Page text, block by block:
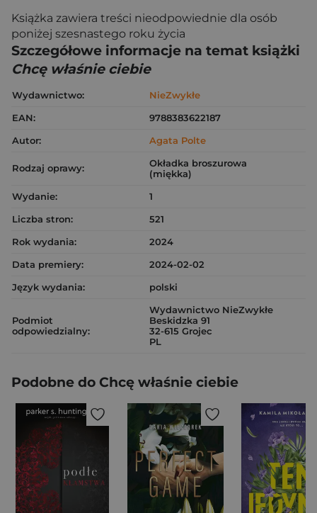
Książka zawiera treści nieodpowiednie dla osób
poniżej szesnastego roku życia
Szczegółowe informacje na temat książki
Chcę właśnie ciebie
Wydawnictwo:
NieZwykłe
EAN:
9788383622187
Autor:
Agata Polte
Rodzaj oprawy:
Okładka broszurowa
(miękka)
Wydanie:
1
Liczba stron:
521
Rok wydania:
2024
Data premiery:
2024-02-02
Język wydania:
polski
Podmiot
odpowiedzialny:
Wydawnictwo NieZwykłe
Beskidzka 91
32-615 Grojec
PL
Podobne do Chcę właśnie ciebie